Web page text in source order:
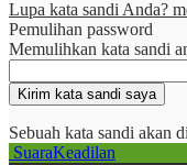
Lupa kata sandi Anda?
Pemulihan password
Memulihkan kata sandi
Sebuah kata sandi akan
SuaraKeadilan